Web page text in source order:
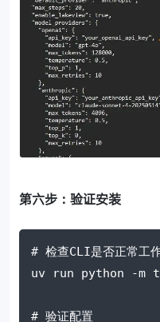
第六步：验证安装
# 检查CLI是否正常工
uv run python
-m
# 验证配置